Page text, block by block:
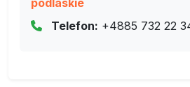
podlaskie
Telefon: +4885 732 22